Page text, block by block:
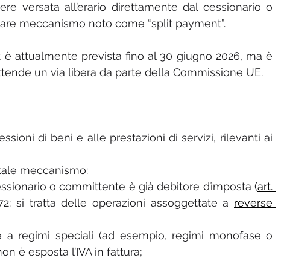
versata all’erario direttamente dal cessionario o
meccanismo noto come “split payment”.
è attualmente prevista fino al 30 giugno 2026, ma è
un via libera da parte della Commissione UE.
di beni e alle prestazioni di servizi, rilevanti ai
meccanismo:
o committente è già debitore d’imposta (art.
si tratta delle operazioni assoggettate a reverse
a regimi speciali (ad esempio, regimi monofase o
è esposta l’IVA in fattura;